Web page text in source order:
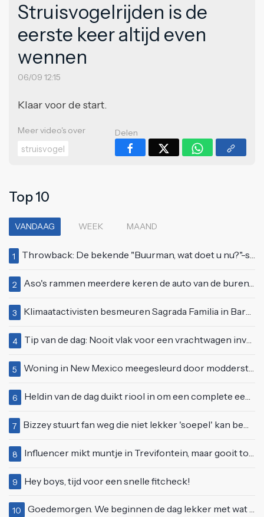
Struisvogelrijden is de
eerste keer altijd even
wennen
06/09 12:15
Klaar voor de start.
Meer video's over
struisvogel
Delen
Top 10
VANDAAG WEEK MAAND
1 Throwback: De bekende "Buurman, wat doet u nu?"-scène uit Flodder met Tatjana Šimić
2 Aso's rammen meerdere keren de auto van de buren, maar doen alsof er niets gebeurd is
3 Klimaatactivisten besmeuren Sagrada Familia in Barcelona met lading verf
4 Tip van de dag: Nooit vlak voor een vrachtwagen invoegen
5 Woning in New Mexico meegesleurd door modderstroom
6 Heldin van de dag duikt riool in om een complete eendenfamilie te redden
7 Bizzey stuurt fan weg die niet lekker 'soepel' kan bewegen op podium
8 Influencer mikt muntje in Trevifontein, maar gooit toerist bijna knock-out
9 Hey boys, tijd voor een snelle fitcheck!
10 Goedemorgen. We beginnen de dag lekker met wat rek- en strekoefeningen